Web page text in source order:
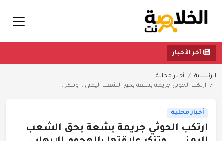
آخر الأخبار
الرئيسية
أخبار محلية
ارتكب الحوثي جريمة بشعة بحق الشعب اليمني .. وتنكر...
أخبار محلية
ارتكب الحوثي جريمة بشعة بحق الشعب